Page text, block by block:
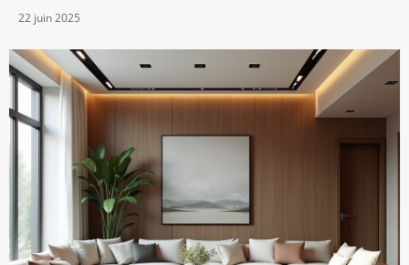
22 juin 2025